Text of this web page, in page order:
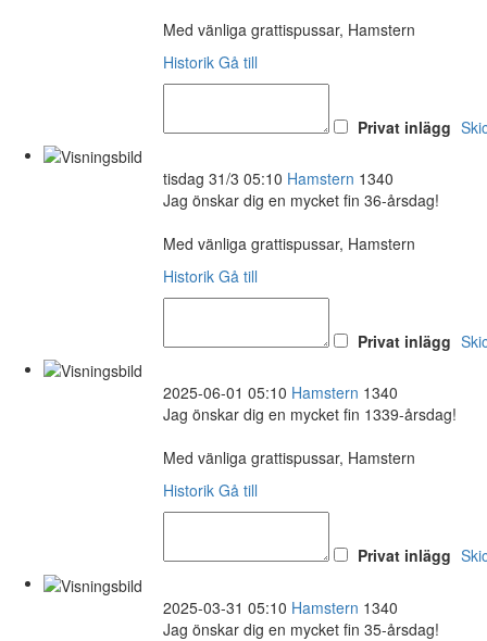
Med vänliga grattispussar, Hamstern
Historik Gå till
Privat inlägg
tisdag 31/3 05:10 Hamstern 1340
Jag önskar dig en mycket fin 36-årsdag!
Med vänliga grattispussar, Hamstern
Historik Gå till
Privat inlägg
2025-06-01 05:10 Hamstern 1340
Jag önskar dig en mycket fin 1339-årsdag!
Med vänliga grattispussar, Hamstern
Historik Gå till
Privat inlägg
2025-03-31 05:10 Hamstern 1340
Jag önskar dig en mycket fin 35-årsdag!